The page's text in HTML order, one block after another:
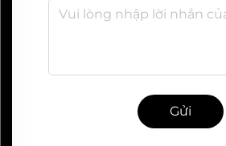
Gửi